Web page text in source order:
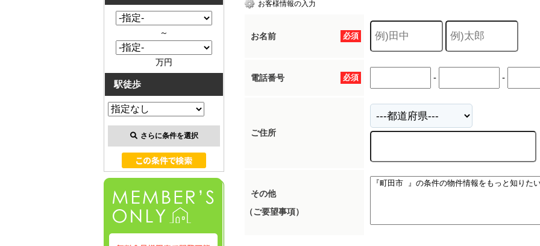
お客様情報の入力
必須
お名前
必須
電話番号 - -
ご住所
その他
（ご要望事項）
～
万円
駅徒歩
さらに条件を選択